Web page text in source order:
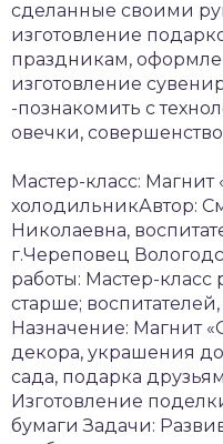
сделанные своими
изготовление
праздникам,
изготовление
-познакомить с
овечки,
Мастер-класс: Магнит
холодильникАвтор:
Николаевна,
г.Череповец
работы: Мастер-класс
старше;
Назначение: Магнит
декора, украшения
сада, подарка
Изготовление
бумаги Задачи: